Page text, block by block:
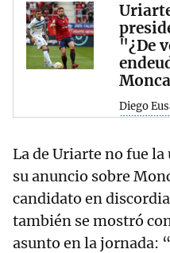
"¿De
Diego
La de Uriarte no fue
su anuncio sobre
candidato en
también se mostró
asunto en la jornada: